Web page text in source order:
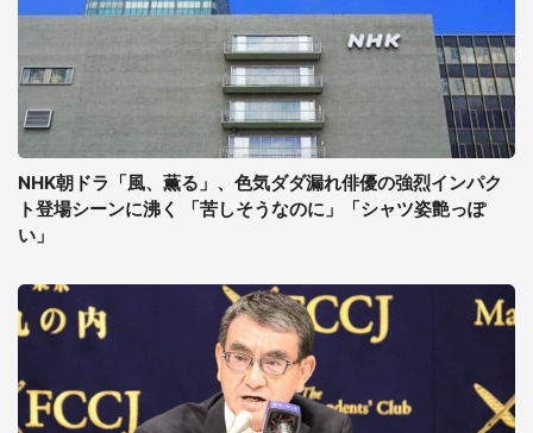
NHK朝ドラ「風、薫る」、色気ダダ漏れ俳優の強烈インパク
ト登場シーンに沸く 「苦しそうなのに」「シャツ姿艶っぽ
い」